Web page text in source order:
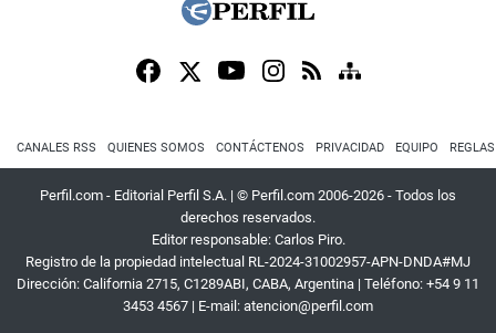
CANALES RSS QUIENES SOMOS CONTÁCTENOS PRIVACIDAD EQUIPO
Perfil.com - Editorial Perfil S.A. | © Perfil.com 2006-2026 - Todos los
derechos reservados.
Editor responsable: Carlos Piro.
Registro de la propiedad intelectual RL-2024-31002957-APN-DNDA#MJ
Dirección: California 2715, C1289ABI, CABA, Argentina | Teléfono: +54 9 11
3453 4567 | E-mail: atencion@perfil.com